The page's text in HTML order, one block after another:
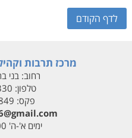
לדף הקודם
מרכז תרבות
רחוב:בני ברמן
טלפון:
פקס:
ימים א'-ה' 09:00-19:00